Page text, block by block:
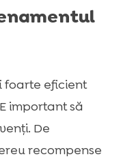
foarte eficient
important să
De
recompense